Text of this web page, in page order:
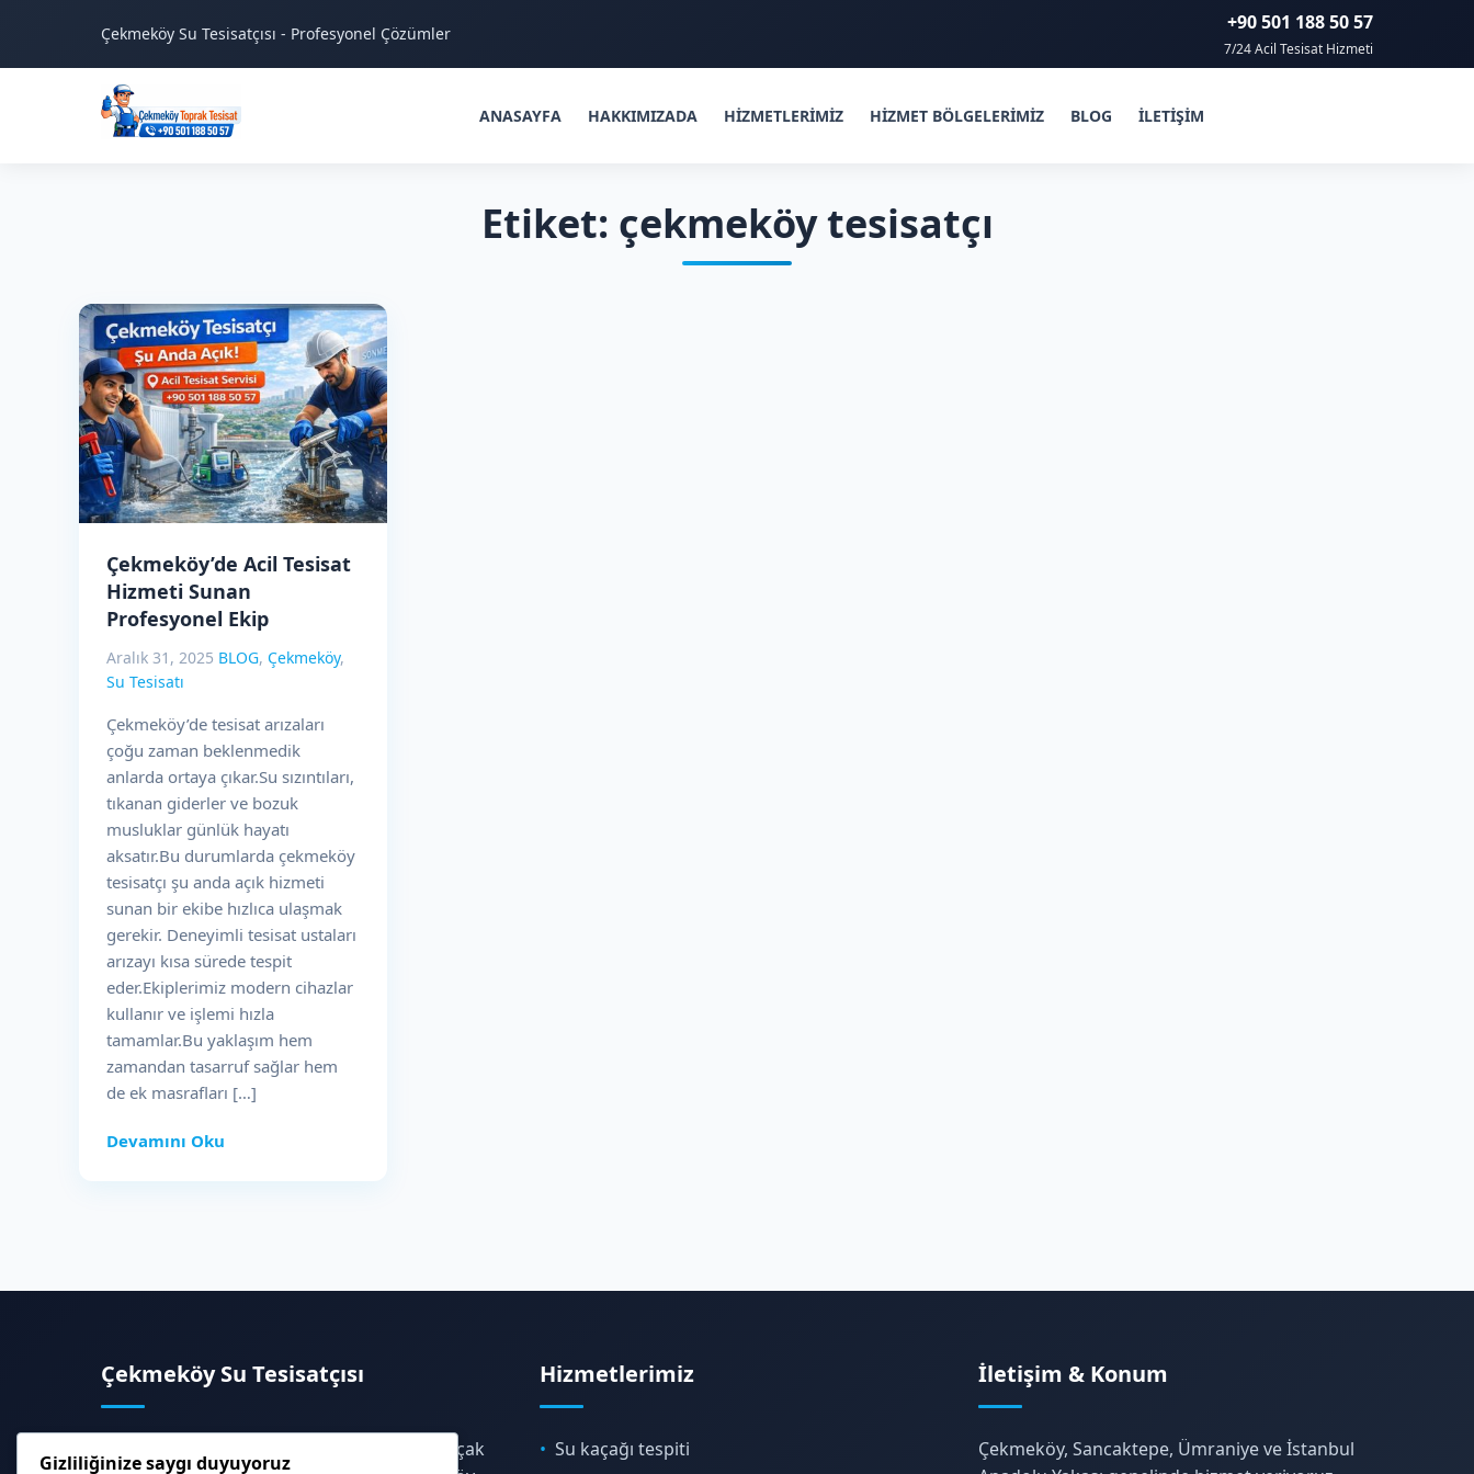
Çekmeköy Su Tesisatçısı - Profesyonel Çözümler +90 501 188 50 57
7/24 Acil Tesisat Hizmeti
ANASAYFA HAKKIMIZADA HİZMETLERİMİZ HİZMET BÖLGELERİMİZ BLOG İLETİŞİM
Etiket: çekmeköy tesisatçı
Çekmeköy’de Acil Tesisat
Hizmeti Sunan
Profesyonel Ekip
Aralık 31, 2025 BLOG, Çekmeköy,
Su Tesisatı
Çekmeköy’de tesisat arızaları
çoğu zaman beklenmedik
anlarda ortaya çıkar.Su sızıntıları,
tıkanan giderler ve bozuk
musluklar günlük hayatı
aksatır.Bu durumlarda çekmeköy
tesisatçı şu anda açık hizmeti
sunan bir ekibe hızlıca ulaşmak
gerekir. Deneyimli tesisat ustaları
arızayı kısa sürede tespit
eder.Ekiplerimiz modern cihazlar
kullanır ve işlemi hızla
tamamlar.Bu yaklaşım hem
zamandan tasarruf sağlar hem
de ek masrafları […]
Devamını Oku
Çekmeköy Su Tesisatçısı
Profesyonel su tesisat hizmetleri, cihazlı kaçak
Hizmetlerimiz
Su kaçağı tespiti
İletişim & Konum
Çekmeköy, Sancaktepe, Ümraniye ve İstanbul
Gizliliğinize saygı duyuyoruz